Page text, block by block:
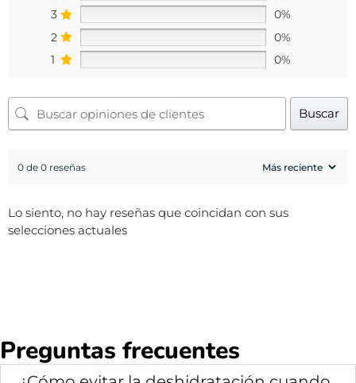
3
0%
2
0%
1
0%
Buscar
0 de 0 reseñas
Lo siento, no hay reseñas que coincidan con sus
selecciones actuales
Preguntas frecuentes